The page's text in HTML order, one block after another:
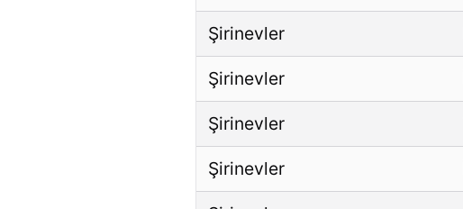
Şirinevler
Şirinevler
Şirinevler
Şirinevler